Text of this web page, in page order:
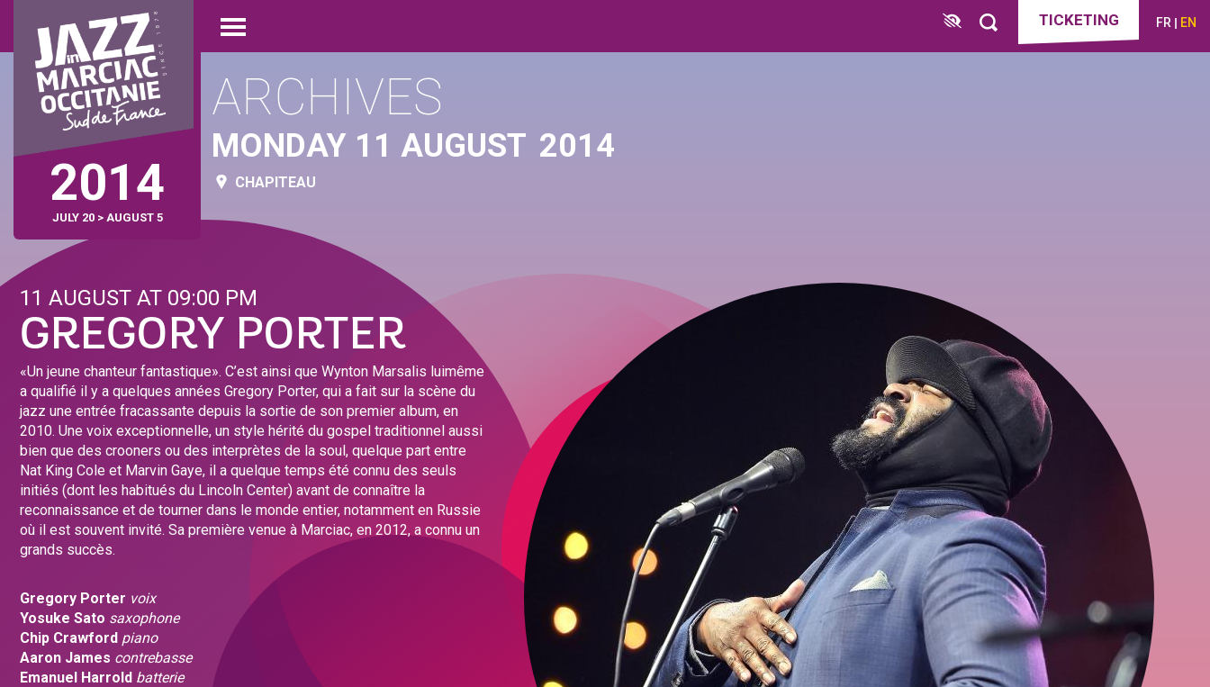
main
content
Open
menu
TICKETING FR EN
2014
JULY 20 > AUGUST 5
ARCHIVES
MONDAY 11 AUGUST 2014
CHAPITEAU
11 AUGUST AT 09:00 PM
GREGORY PORTER
«Un jeune chanteur fantastique». C’est ainsi que Wynton Marsalis luimême
a qualifié il y a quelques années Gregory Porter, qui a fait sur la scène du
jazz une entrée fracassante depuis la sortie de son premier album, en
2010. Une voix exceptionnelle, un style hérité du gospel traditionnel aussi
bien que des crooners ou des interprètes de la soul, quelque part entre
Nat King Cole et Marvin Gaye, il a quelque temps été connu des seuls
initiés (dont les habitués du Lincoln Center) avant de connaître la
reconnaissance et de tourner dans le monde entier, notamment en Russie
où il est souvent invité. Sa première venue à Marciac, en 2012, a connu un
grands succès.
Gregory Porter voix
Yosuke Sato saxophone
Chip Crawford piano
Aaron James contrebasse
Emanuel Harrold batterie
Cookies management panel